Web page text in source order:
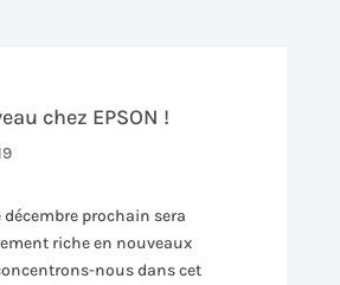
chez EPSON !
décembre prochain sera
riche en nouveaux
nous dans cet